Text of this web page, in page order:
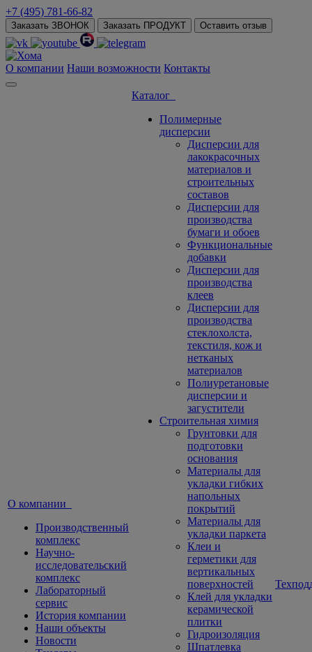
+7 (495) 781-66-82
Заказать ЗВОНОК Заказать ПРОДУКТ Оставить отзыв
О компании Наши возможности Контакты
О компании
Производственный
комплекс
Научно-
исследовательский
комплекс
Лабораторный
сервис
История компании
Наши объекты
Новости
Каталог
Полимерные
дисперсии
Дисперсии для
лакокрасочных
материалов и
строительных
составов
Дисперсии для
производства
бумаги и обоев
Функциональные
добавки
Дисперсии для
производства
клеев
Дисперсии для
производства
стеклохолста,
текстиля, кож и
нетканых
материалов
Полиуретановые
дисперсии и
загустители
Строительная химия
Грунтовки для
подготовки
основания
Материалы для
укладки гибких
напольных
покрытий
Материалы для
укладки паркета
Клеи и
герметики для
вертикальных
поверхностей
Клей для укладки
керамической
плитки
Гидроизоляция
Шпатлевка